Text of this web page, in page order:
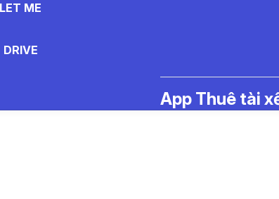
LET ME
DRIVE
App Thuê tài
- Tin Tức Thuê Tài Xế